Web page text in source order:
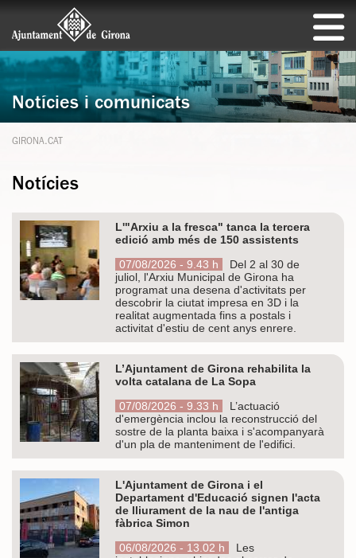
Notícies i comunicats
GIRONA.CAT
Notícies
L'"Arxiu a la fresca" tanca la tercera
edició amb més de 150 assistents
07/08/2026 - 9.43 h
Del 2 al 30 de
juliol, l'Arxiu Municipal de Girona ha
programat una desena d'activitats per
descobrir la ciutat impresa en 3D i la
realitat augmentada fins a postals i
activitat d'estiu de cent anys enrere.
L’Ajuntament de Girona rehabilita la
volta catalana de La Sopa
07/08/2026 - 9.33 h
L’actuació
d'emergència inclou la reconstrucció del
sostre de la planta baixa i s'acompanyarà
d'un pla de manteniment de l'edifici.
L'Ajuntament de Girona i el
Departament d'Educació signen l'acta
de lliurament de la nau de l'antiga
fàbrica Simon
06/08/2026 - 13.02 h
Les